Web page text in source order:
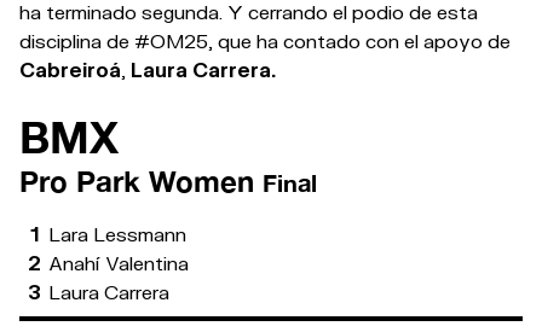
ha terminado segunda. Y cerrando el podio de esta
disciplina de #OM25, que ha contado con el apoyo de
Cabreiroá Laura Carrera.
BMX
Pro Park Women Final
1 Lara Lessmann
2 Anahí Valentina
3 Laura Carrera